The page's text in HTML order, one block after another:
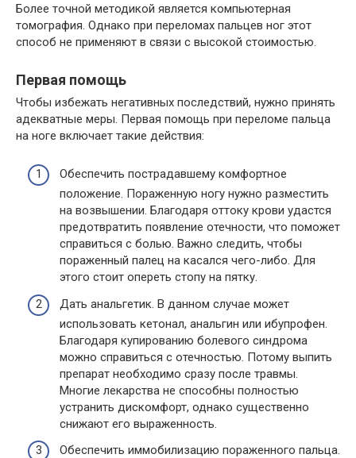
Более точной методикой является компьютерная
томография. Однако при переломах пальцев ног этот
способ не применяют в связи с высокой стоимостью.
Первая помощь
Чтобы избежать негативных последствий, нужно принять
адекватные меры. Первая помощь при переломе пальца
на ноге включает такие действия:
Обеспечить пострадавшему комфортное
положение. Пораженную ногу нужно разместить
на возвышении. Благодаря оттоку крови удастся
предотвратить появление отечности, что поможет
справиться с болью. Важно следить, чтобы
пораженный палец на касался чего-либо. Для
этого стоит опереть стопу на пятку.
Дать анальгетик. В данном случае может
использовать кетонал, анальгин или ибупрофен.
Благодаря купированию болевого синдрома
можно справиться с отечностью. Потому выпить
препарат необходимо сразу после травмы.
Многие лекарства не способны полностью
устранить дискомфорт, однако существенно
снижают его выраженность.
Обеспечить иммобилизацию пораженного пальца.